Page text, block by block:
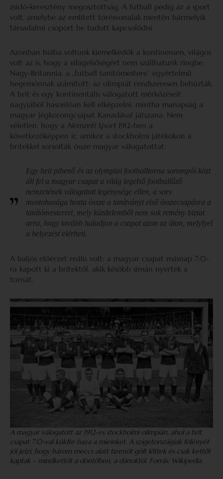
zsidó-keresztény megosztottság. A futball pedig az a sport
volt, amelybe az említett törésvonalak mentén bármelyik
társadalmi csoport be tudott kapcsolódni.
Azonban hiába voltunk kiemelkedők a kontinensen, világos
volt az is, hogy a világelsőségért nem szállhatunk ringbe.
Nagy-Britannia, a „futball tanítómestere” egyértelmű
hegemónnak számított: az olimpiát rendszeresen behúzták.
A brit és egy kontinentális válogatott mérkőzéseit
nagyjából hasonlóan kell elképzelni, mintha manapság a
magyar jégkorongcsapat Kanadával játszana. Nem
véletlen, hogy a Nemzeti Sport 1912-ben a
következőképpen ír, amikor a stockholmi játékokon a
britekkel sorsolták össze magyar válogatottat:
Egy heti pihenő és az olympiai footballtorna sorompói közt
áll fel a magyar csapat a világ legelső footballűző
nemzetének válogatott legénysége ellen, a sors
mostohasága hozta össze a tanítványt első összecsapásra a
tanítómesterrel, mely küzdelemből nem sok remény biztat
arra, hogy tovább haladjon a csapat azon az úton, melylyel
a helyezést elérheti.
A baljós előérzet reális volt: a magyar csapat másnap 7:0-
ra kapott ki a britektől, akik később simán nyerték a
tornát.
A magyar válogatott az 1912-es stockholmi olimpián, ahol a brit
csapat 7:0-val küldte haza a mieinket. A szigetországiak fölényét
jól jelzi, hogy három meccs alatt tizenöt gólt lőttek és csak kettőt
kaptak – mindkettőt a döntőben, a dánoktól. Forrás: Wikipedia